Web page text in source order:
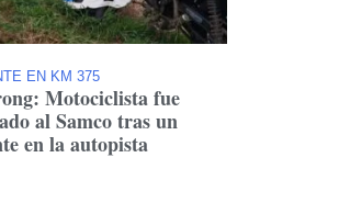
EN KM 375
Motociclista fue
al Samco tras un
en la autopista